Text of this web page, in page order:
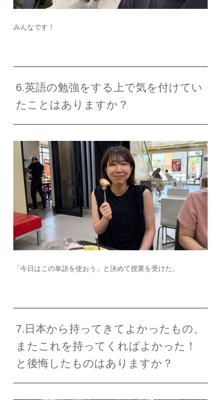
みんなです！
6.英語の勉強をする上で気を付けてい
たことはありますか？
「今日はこの単語を使おう」と決めて授業を受けた。
7.日本から持ってきてよかったもの、
またこれを持ってくればよかった！
と後悔したものはありますか？